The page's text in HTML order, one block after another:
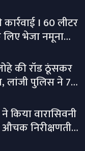
2026
I 60 लीटर
भेजा नमूना
के प्रतिष्ठानों का
की रॉड ठूंसकर
लांजी पुलिस ने 7
वारासिवनी
निरीक्षणतीन
नहीं रखने के